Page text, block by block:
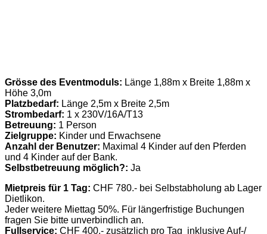
Grösse des Eventmoduls: Länge 1,88m x Breite 1,88m x
Höhe 3,0m
Platzbedarf: Länge 2,5m x Breite 2,5m
Strombedarf: 1 x 230V/16A/T13
Betreuung: 1 Person
Zielgruppe: Kinder und Erwachsene
Anzahl der Benutzer: Maximal 4 Kinder auf den Pferden
und 4 Kinder auf der Bank.
Selbstbetreuung möglich?: Ja
Mietpreis für 1 Tag: CHF 780.- bei Selbstabholung ab Lager
Dietlikon.
Jeder weitere Miettag 50%. Für längerfristige Buchungen
fragen Sie bitte unverbindlich an.
Fullservice: CHF 400.- zusätzlich pro Tag inklusive Auf-/